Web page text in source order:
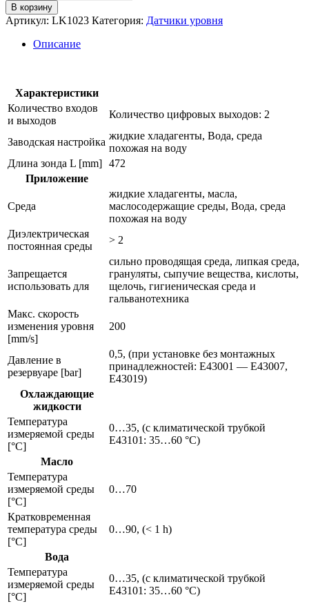
товара
Электронный
датчик
уровня
lk1023
В корзину
Артикул: LK1023 Категория: Датчики уровня
Описание
Характеристики
Количество входов
и выходов
Количество цифровых выходов: 2
Заводская настройка
жидкие хладагенты, Вода, среда
похожая на воду
Длина зонда L [mm] 472
Приложение
Среда
жидкие хладагенты, масла,
маслосодержащие среды, Вода, среда
похожая на воду
Диэлектрическая
постоянная среды
> 2
Запрещается
использовать для
сильно проводящая среда, липкая среда,
грануляты, сыпучие вещества, кислоты,
щелочь, гигиеническая среда и
гальванотехника
Макс. скорость
изменения уровня
[mm/s]
200
Давление в
резервуаре [bar]
0,5, (при установке без монтажных
принадлежностей: E43001 — E43007,
E43019)
Охлаждающие
жидкости
Температура
измеряемой среды
[°C]
0…35, (с климатической трубкой
E43101: 35…60 °C)
Масло
Температура
измеряемой среды
[°C]
0…70
Кратковременная
температура среды
[°C]
0…90, (< 1 h)
Вода
Температура
измеряемой среды
[°C]
0…35, (с климатической трубкой
E43101: 35…60 °C)